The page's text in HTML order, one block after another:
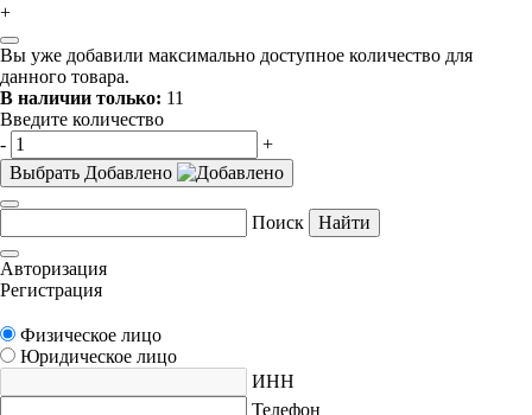
+
Вы уже добавили максимально доступное количество для
данного товара.
В наличии только: 11
Введите количество
-
+
Выбрать Добавлено
Поиск Найти
Авторизация
Регистрация
Физическое лицо
Юридическое лицо
ИНН
Телефон